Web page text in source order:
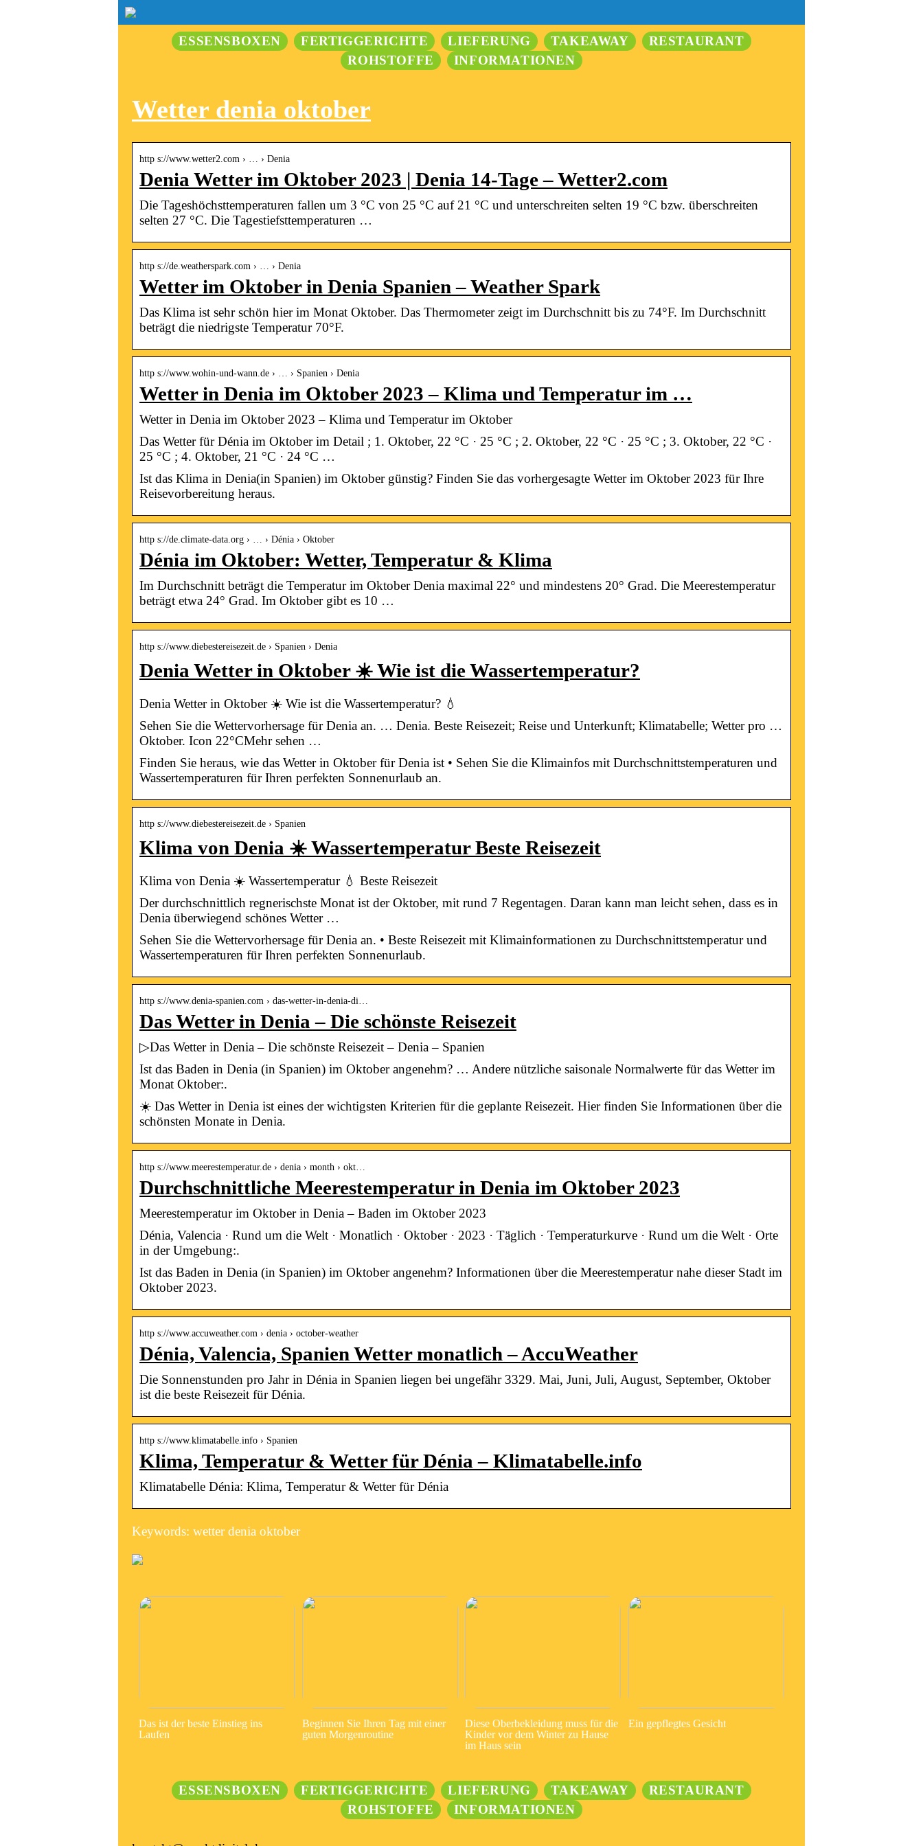
ESSENSBOXEN FERTIGGERICHTE LIEFERUNG TAKEAWAY
RESTAURANT
ROHSTOFFE
INFORMATIONEN
Wetter denia oktober
http s://www.wetter2.com › … › Denia
Denia Wetter im Oktober 2023 | Denia 14-Tage – Wetter2.com
Die Tageshöchsttemperaturen fallen um 3 °C von 25 °C auf 21 °C und unterschreiten selten 19 °C bzw. überschreiten
selten 27 °C. Die Tagestiefsttemperaturen …
http s://de.weatherspark.com › … › Denia
Wetter im Oktober in Denia Spanien – Weather Spark
Das Klima ist sehr schön hier im Monat Oktober. Das Thermometer zeigt im Durchschnitt bis zu 74°F. Im Durchschnitt
beträgt die niedrigste Temperatur 70°F.
http s://www.wohin-und-wann.de › … › Spanien › Denia
Wetter in Denia im Oktober 2023 – Klima und Temperatur im …
Wetter in Denia im Oktober 2023 – Klima und Temperatur im Oktober
Das Wetter für Dénia im Oktober im Detail ; 1. Oktober, 22 °C · 25 °C ; 2. Oktober, 22 °C · 25 °C ; 3. Oktober, 22 °C ·
25 °C ; 4. Oktober, 21 °C · 24 °C …
Ist das Klima in Denia(in Spanien) im Oktober günstig? Finden Sie das vorhergesagte Wetter im Oktober 2023 für Ihre
Reisevorbereitung heraus.
http s://de.climate-data.org › … › Dénia › Oktober
Dénia im Oktober: Wetter, Temperatur & Klima
Im Durchschnitt beträgt die Temperatur im Oktober Denia maximal 22° und mindestens 20° Grad. Die Meerestemperatur
beträgt etwa 24° Grad. Im Oktober gibt es 10 …
http s://www.diebestereisezeit.de › Spanien › Denia
Denia Wetter in Oktober ☀️ Wie ist die Wassertemperatur?
Denia Wetter in Oktober ☀️ Wie ist die Wassertemperatur? 💧
Sehen Sie die Wettervorhersage für Denia an. … Denia. Beste Reisezeit; Reise und Unterkunft; Klimatabelle; Wetter pro …
Oktober. Icon 22°CMehr sehen …
Finden Sie heraus, wie das Wetter in Oktober für Denia ist • Sehen Sie die Klimainfos mit Durchschnittstemperaturen und
Wassertemperaturen für Ihren perfekten Sonnenurlaub an.
http s://www.diebestereisezeit.de › Spanien
Klima von Denia ☀️ Wassertemperatur Beste Reisezeit
Klima von Denia ☀️ Wassertemperatur 💧 Beste Reisezeit
Der durchschnittlich regnerischste Monat ist der Oktober, mit rund 7 Regentagen. Daran kann man leicht sehen, dass es in
Denia überwiegend schönes Wetter …
Sehen Sie die Wettervorhersage für Denia an. • Beste Reisezeit mit Klimainformationen zu Durchschnittstemperatur und
Wassertemperaturen für Ihren perfekten Sonnenurlaub.
http s://www.denia-spanien.com › das-wetter-in-denia-di…
Das Wetter in Denia – Die schönste Reisezeit
▷Das Wetter in Denia – Die schönste Reisezeit – Denia – Spanien
Ist das Baden in Denia (in Spanien) im Oktober angenehm? … Andere nützliche saisonale Normalwerte für das Wetter im
Monat Oktober:.
☀️ Das Wetter in Denia ist eines der wichtigsten Kriterien für die geplante Reisezeit. Hier finden Sie Informationen über die
schönsten Monate in Denia.
http s://www.meerestemperatur.de › denia › month › okt…
Durchschnittliche Meerestemperatur in Denia im Oktober 2023
Meerestemperatur im Oktober in Denia – Baden im Oktober 2023
Dénia, Valencia · Rund um die Welt · Monatlich · Oktober · 2023 · Täglich · Temperaturkurve · Rund um die Welt · Orte
in der Umgebung:.
Ist das Baden in Denia (in Spanien) im Oktober angenehm? Informationen über die Meerestemperatur nahe dieser Stadt im
Oktober 2023.
http s://www.accuweather.com › denia › october-weather
Dénia, Valencia, Spanien Wetter monatlich – AccuWeather
Die Sonnenstunden pro Jahr in Dénia in Spanien liegen bei ungefähr 3329. Mai, Juni, Juli, August, September, Oktober
ist die beste Reisezeit für Dénia.
http s://www.klimatabelle.info › Spanien
Klima, Temperatur & Wetter für Dénia – Klimatabelle.info
Klimatabelle Dénia: Klima, Temperatur & Wetter für Dénia
Keywords: wetter denia oktober
Das ist der beste Einstieg ins
Laufen
Beginnen Sie Ihren Tag mit einer
guten Morgenroutine
Diese Oberbekleidung muss für die
Kinder vor dem Winter zu Hause
im Haus sein
Ein gepflegtes Gesicht
ESSENSBOXEN FERTIGGERICHTE LIEFERUNG TAKEAWAY
RESTAURANT
ROHSTOFFE
INFORMATIONEN